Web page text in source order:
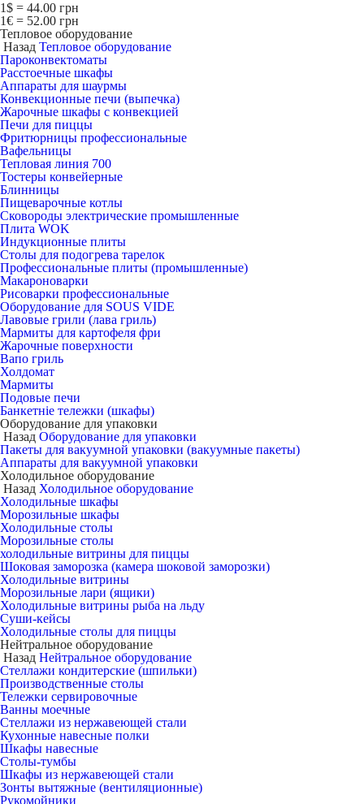
1$ = 44.00 грн
1€ = 52.00 грн
Тепловое оборудование
Назад Тепловое оборудование
Пароконвектоматы
Расcтоечные шкафы
Аппараты для шаурмы
Конвекционные печи (выпечка)
Жарочные шкафы с конвекцией
Печи для пиццы
Фритюрницы профессиональные
Вафельницы
Тепловая линия 700
Тостеры конвейерные
Блинницы
Пищеварочные котлы
Сковороды электрические промышленные
Плита WOK
Индукционные плиты
Столы для подогрева тарелок
Профессиональные плиты (промышленные)
Макароноварки
Рисоварки профессиональные
Оборудование для SOUS VIDE
Лавовые грили (лава гриль)
Мармиты для картофеля фри
Жарочные поверхности
Вапо гриль
Холдомат
Мармиты
Подовые печи
Банкетніе тележки (шкафы)
Оборудование для упаковки
Назад Оборудование для упаковки
Пакеты для вакуумной упаковки (вакуумные пакеты)
Аппараты для вакуумной упаковки
Холодильное оборудование
Назад Холодильное оборудование
Холодильные шкафы
Морозильные шкафы
Холодильные столы
Морозильные столы
холодильные витрины для пиццы
Шоковая заморозка (камера шоковой заморозки)
Холодильные витрины
Морозильные лари (ящики)
Холодильные витрины рыба на льду
Суши-кейсы
Холодильные столы для пиццы
Нейтральное оборудование
Назад Нейтральное оборудование
Стеллажи кондитерские (шпильки)
Производственные столы
Тележки сервировочные
Ванны моечные
Стеллажи из нержавеющей стали
Кухонные навесные полки
Шкафы навесные
Столы-тумбы
Шкафы из нержавеющей стали
Зонты вытяжные (вентиляционные)
Рукомойники